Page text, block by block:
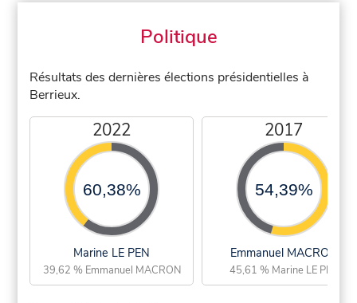
Politique
Résultats des dernières élections présidentielles à
Berrieux.
2022
60,38%
Marine LE PEN
39,62 % Emmanuel MACRON
2017
54,39%
Emmanuel MACRON
45,61 % Marine LE PEN